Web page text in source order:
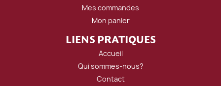
Mes commandes
Mon panier
LIENS PRATIQUES
Accueil
Qui sommes-nous?
Contact